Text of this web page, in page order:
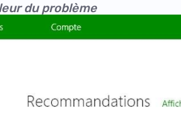
du problème